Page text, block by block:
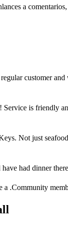
a
customer
Service is friendly
Not just
had dinner
a .Community